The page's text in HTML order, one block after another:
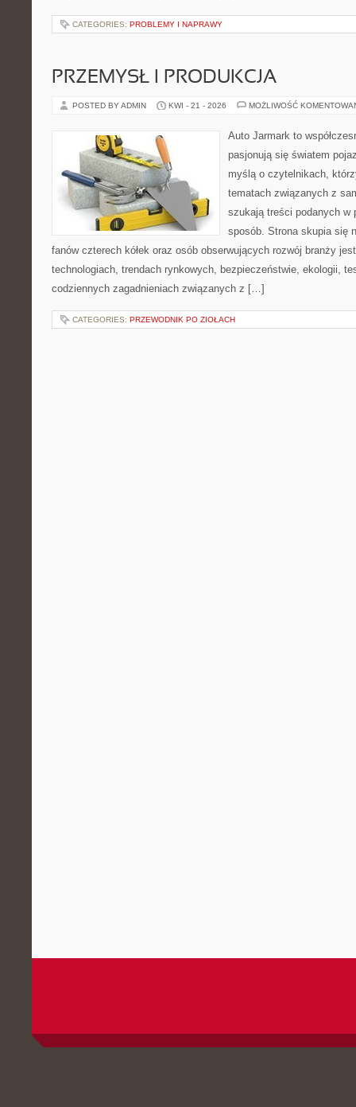
CATEGORIES: PROBLEMY I NAPRAWY
PRZEMYSŁ I PRODUKCJA
POSTED BY ADMIN KWI - 21 - 2026 MOŻLIWOŚĆ
Auto Jarmark to
pasjonują się światem
myślą o czytelnikach,
tematach związanych z
szukają treści podanych w
sposób. Strona skupia się
fanów czterech kółek oraz osób obserwujących rozwój branży
technologiach, trendach rynkowych, bezpieczeństwie, ekologii,
codziennych zagadnieniach związanych z […]
CATEGORIES: PRZEWODNIK PO ZIOŁACH